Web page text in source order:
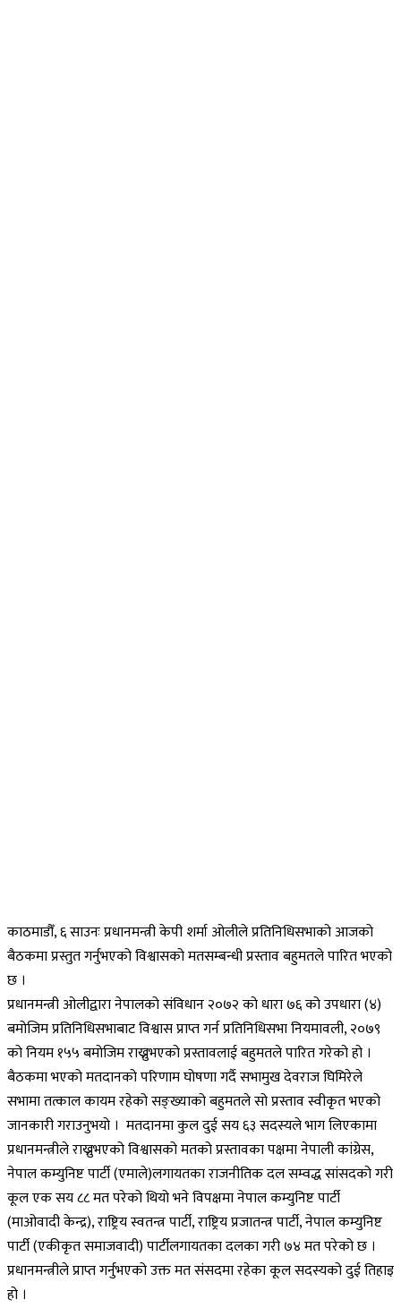
काठमाडौँ, ६ साउनः प्रधानमन्त्री केपी शर्मा ओलीले प्रतिनिधिसभाको आजको
बैठकमा प्रस्तुत गर्नुभएको विश्वासको मतसम्बन्धी प्रस्ताव बहुमतले पारित भएको
छ ।
प्रधानमन्त्री ओलीद्वारा नेपालको संविधान २०७२ को धारा ७६ को उपधारा (४)
बमोजिम प्रतिनिधिसभाबाट विश्वास प्राप्त गर्न प्रतिनिधिसभा नियमावली, २०७९
को नियम १५५ बमोजिम राख्नुभएको प्रस्तावलाई बहुमतले पारित गरेको हो ।
बैठकमा भएको मतदानको परिणाम घोषणा गर्दै सभामुख देवराज घिमिरेले
सभामा तत्काल कायम रहेको सङ्ख्याको बहुमतले सो प्रस्ताव स्वीकृत भएको
जानकारी गराउनुभयो । मतदानमा कुल दुई सय ६३ सदस्यले भाग लिएकामा
प्रधानमन्त्रीले राख्नुभएको विश्वासको मतको प्रस्तावका पक्षमा नेपाली कांग्रेस,
नेपाल कम्युनिष्ट पार्टी (एमाले)लगायतका राजनीतिक दल सम्वद्ध सांसदको गरी
कूल एक सय ८८ मत परेको थियो भने विपक्षमा नेपाल कम्युनिष्ट पार्टी
(माओवादी केन्द्र), राष्ट्रिय स्वतन्त्र पार्टी, राष्ट्रिय प्रजातन्त्र पार्टी, नेपाल कम्युनिष्ट
पार्टी (एकीकृत समाजवादी) पार्टीलगायतका दलका गरी ७४ मत परेको छ ।
प्रधानमन्त्रीले प्राप्त गर्नुभएको उक्त मत संसदमा रहेका कूल सदस्यको दुई तिहाइ
हो ।